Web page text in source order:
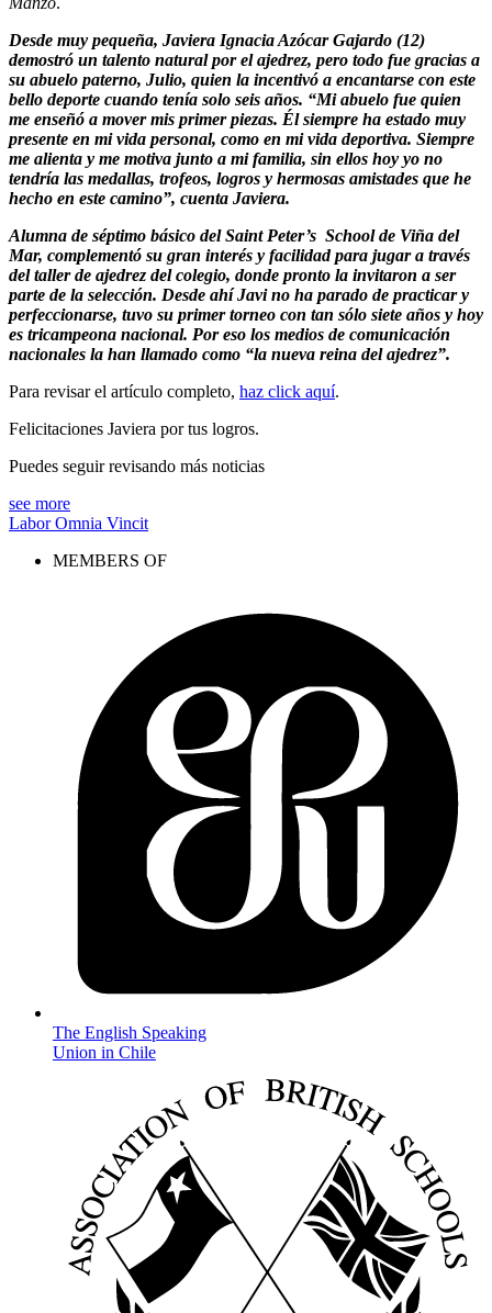
Desde muy pequeña, Javiera Ignacia Azócar Gajardo (12)
demostró un talento natural por el ajedrez, pero todo fue gracias a
su abuelo paterno, Julio, quien la incentivó a encantarse con este
bello deporte cuando tenía solo seis años. “Mi abuelo fue quien
me enseñó a mover mis primer piezas. Él siempre ha estado muy
presente en mi vida personal, como en mi vida deportiva. Siempre
me alienta y me motiva junto a mi familia, sin ellos hoy yo no
tendría las medallas, trofeos, logros y hermosas amistades que he
hecho en este camino”, cuenta Javiera.
Alumna de séptimo básico del Saint Peter’s School de Viña del
Mar, complementó su gran interés y facilidad para jugar a través
del taller de ajedrez del colegio, donde pronto la invitaron a ser
parte de la selección. Desde ahí Javi no ha parado de practicar y
perfeccionarse, tuvo su primer torneo con tan sólo siete años y hoy
es tricampeona nacional. Por eso los medios de comunicación
nacionales la han llamado como “la nueva reina del ajedrez”.
Para revisar el artículo completo, haz click aquí.
Felicitaciones Javiera por tus logros.
Puedes seguir revisando más noticias
see more
Labor Omnia Vincit
MEMBERS OF
The English Speaking
Union in Chile